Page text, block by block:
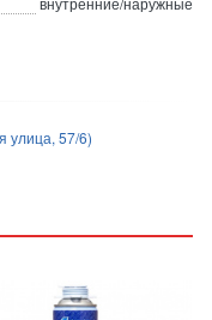
улица, 57/6)